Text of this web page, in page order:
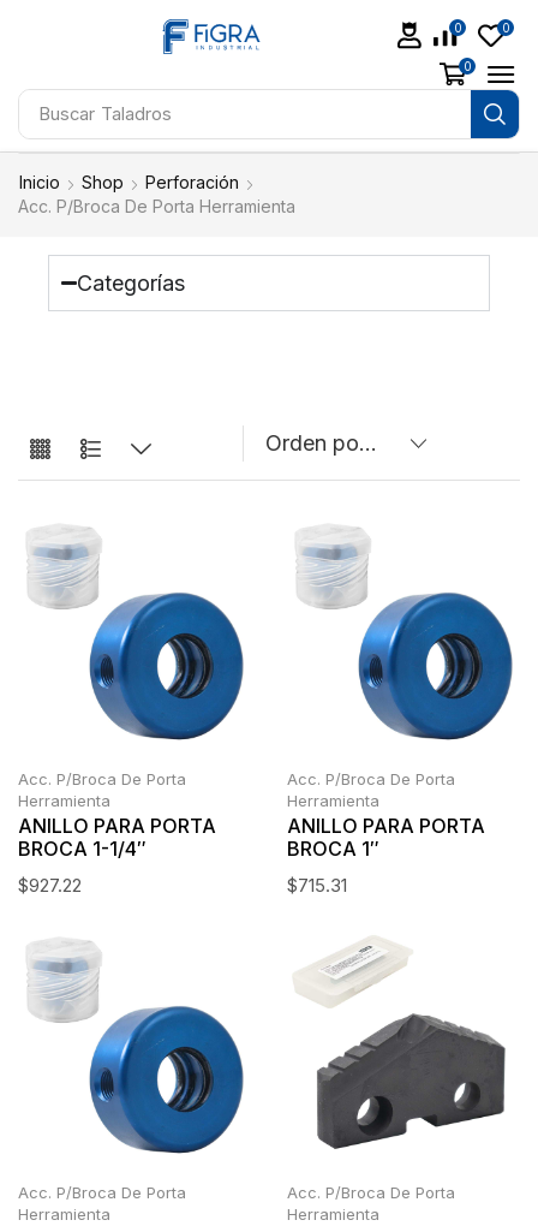
Buscar Taladros
0 0
0
Inicio Shop
Perforación
Acc. P/Broca De Porta Herramienta
Categorías
Acc. P/Broca De Porta
Herramienta
ANILLO PARA PORTA
BROCA 1-1/4″
$927.22
Acc. P/Broca De Porta
Herramienta
ANILLO PARA PORTA
BROCA 1″
$715.31
Acc. P/Broca De Porta
Herramienta
Acc. P/Broca De Porta
Herramienta